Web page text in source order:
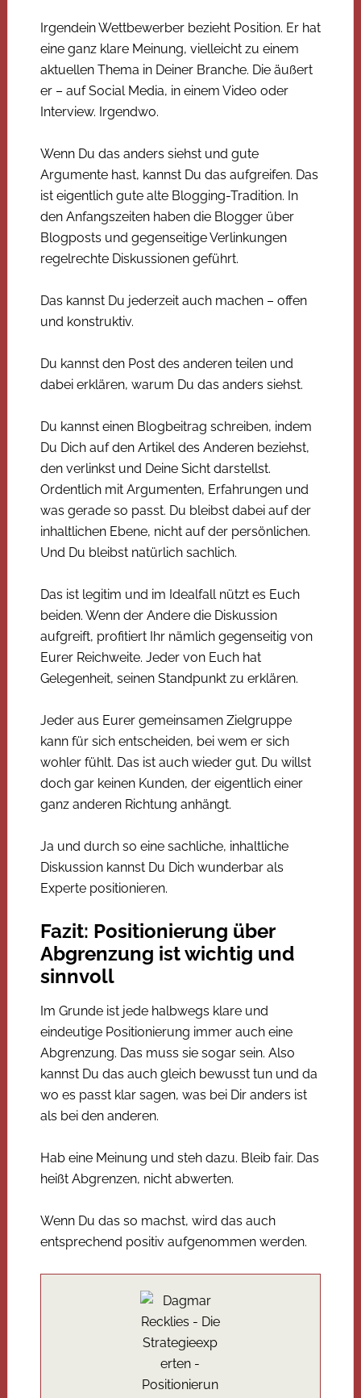
Irgendein Wettbewerber bezieht Position. Er hat
eine ganz klare Meinung, vielleicht zu einem
aktuellen Thema in Deiner Branche. Die äußert
er – auf Social Media, in einem Video oder
Interview. Irgendwo.
Wenn Du das anders siehst und gute
Argumente hast, kannst Du das aufgreifen. Das
ist eigentlich gute alte Blogging-Tradition. In
den Anfangszeiten haben die Blogger über
Blogposts und gegenseitige Verlinkungen
regelrechte Diskussionen geführt.
Das kannst Du jederzeit auch machen – offen
und konstruktiv.
Du kannst den Post des anderen teilen und
dabei erklären, warum Du das anders siehst.
Du kannst einen Blogbeitrag schreiben, indem
Du Dich auf den Artikel des Anderen beziehst,
den verlinkst und Deine Sicht darstellst.
Ordentlich mit Argumenten, Erfahrungen und
was gerade so passt. Du bleibst dabei auf der
inhaltlichen Ebene, nicht auf der persönlichen.
Und Du bleibst natürlich sachlich.
Das ist legitim und im Idealfall nützt es Euch
beiden. Wenn der Andere die Diskussion
aufgreift, profitiert Ihr nämlich gegenseitig von
Eurer Reichweite. Jeder von Euch hat
Gelegenheit, seinen Standpunkt zu erklären.
Jeder aus Eurer gemeinsamen Zielgruppe
kann für sich entscheiden, bei wem er sich
wohler fühlt. Das ist auch wieder gut. Du willst
doch gar keinen Kunden, der eigentlich einer
ganz anderen Richtung anhängt.
Ja und durch so eine sachliche, inhaltliche
Diskussion kannst Du Dich wunderbar als
Experte positionieren.
Fazit: Positionierung über
Abgrenzung ist wichtig und
sinnvoll
Im Grunde ist jede halbwegs klare und
eindeutige Positionierung immer auch eine
Abgrenzung. Das muss sie sogar sein. Also
kannst Du das auch gleich bewusst tun und da
wo es passt klar sagen, was bei Dir anders ist
als bei den anderen.
Hab eine Meinung und steh dazu. Bleib fair. Das
heißt Abgrenzen, nicht abwerten.
Wenn Du das so machst, wird das auch
entsprechend positiv aufgenommen werden.